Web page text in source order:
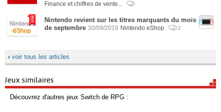
Finance et chiffres de vente...
Nintendo revient sur les titres marquants du mois
de septembre 30/09/2019 Nintendo eShop 2
› voir tous les articles
Jeux similaires
Découvrez d'autres jeux Switch de RPG :